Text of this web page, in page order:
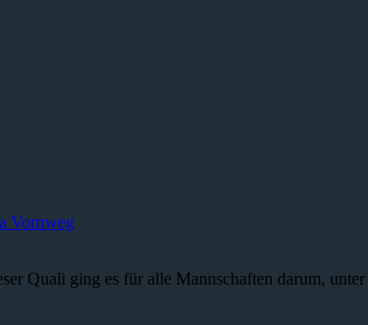
Vornweg
Quali ging es für alle Mannschaften darum,